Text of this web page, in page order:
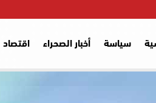
سياسة أخبار الصحراء اقتصاد